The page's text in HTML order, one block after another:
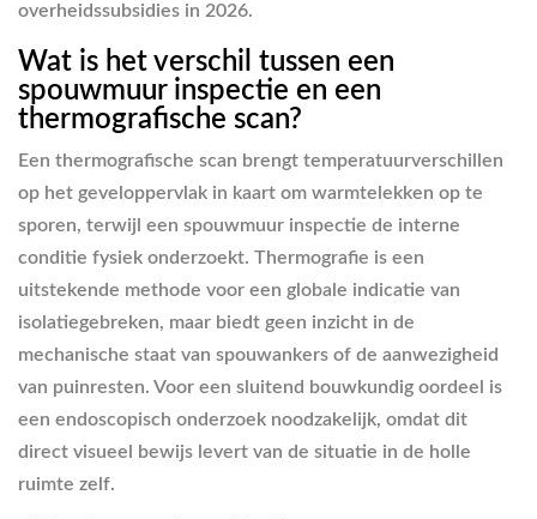
overheidssubsidies in 2026.
Wat is het verschil tussen een
spouwmuur inspectie en een
thermografische scan?
Een thermografische scan brengt temperatuurverschillen
op het geveloppervlak in kaart om warmtelekken op te
sporen, terwijl een spouwmuur inspectie de interne
conditie fysiek onderzoekt. Thermografie is een
uitstekende methode voor een globale indicatie van
isolatiegebreken, maar biedt geen inzicht in de
mechanische staat van spouwankers of de aanwezigheid
van puinresten. Voor een sluitend bouwkundig oordeel is
een endoscopisch onderzoek noodzakelijk, omdat dit
direct visueel bewijs levert van de situatie in de holle
ruimte zelf.